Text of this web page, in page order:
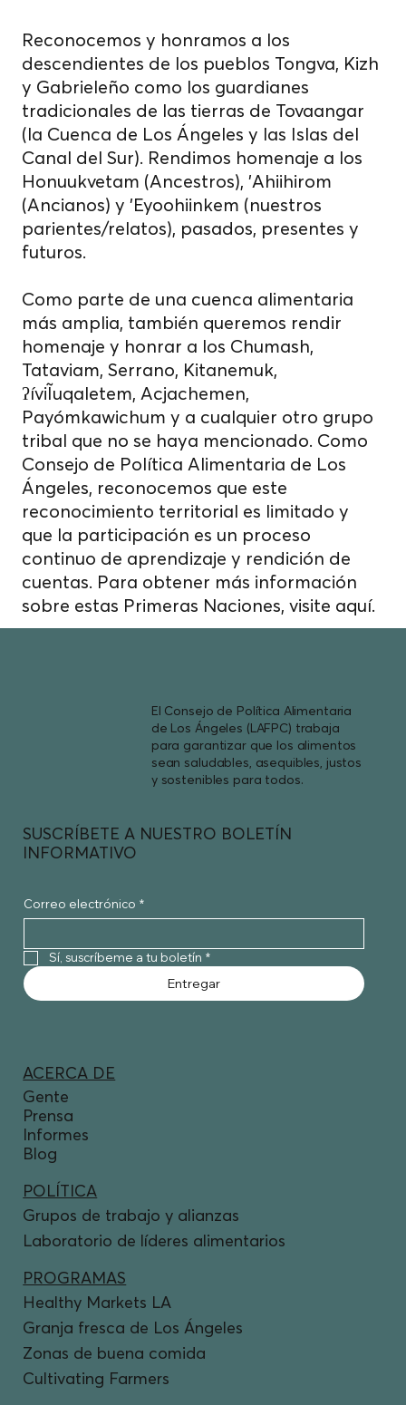
Reconocemos y honramos a los
descendientes de los pueblos Tongva, Kizh
y Gabrieleño como los guardianes
tradicionales de las tierras de Tovaangar
(la Cuenca de Los Ángeles y las Islas del
Canal del Sur). Rendimos homenaje a los
Honuukvetam (Ancestros), 'Ahiihirom
(Ancianos) y 'Eyoohiinkem (nuestros
parientes/relatos), pasados, presentes y
futuros.
Como parte de una cuenca alimentaria
más amplia, también queremos rendir
homenaje y honrar a los Chumash,
Tataviam, Serrano, Kitanemuk,
ʔíviĨuqaletem, Acjachemen,
Payómkawichum y a cualquier otro grupo
tribal que no se haya mencionado. Como
Consejo de Política Alimentaria de Los
Ángeles, reconocemos que este
reconocimiento territorial es limitado y
que la participación es un proceso
continuo de aprendizaje y rendición de
cuentas. Para obtener más información
sobre estas Primeras Naciones, visite aquí.
El Consejo de Política Alimentaria
de Los Ángeles (LAFPC) trabaja
para garantizar que los alimentos
sean saludables, asequibles, justos
y sostenibles para todos.
SUSCRÍBETE A NUESTRO BOLETÍN
INFORMATIVO
Correo electrónico *
Sí, suscríbeme a tu boletín *
Entregar
ACERCA DE
Gente
Prensa
Informes
Blog
POLÍTICA
Grupos de trabajo y alianzas
Laboratorio de líderes alimentarios
PROGRAMAS
Healthy Markets LA
Granja fresca de Los Ángeles
Zonas de buena comida
Cultivating Farmers